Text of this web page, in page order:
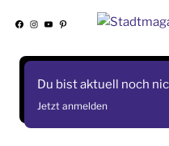
Skip
Facebook
Instagram
YouTube
Pinterest
Du bist aktuell noch
Jetzt anmelden